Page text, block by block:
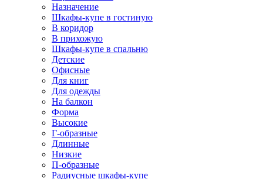
Назначение
Шкафы-купе в гостиную
В коридор
В прихожую
Шкафы-купе в спальню
Детские
Офисные
Для книг
Для одежды
На балкон
Форма
Высокие
Г-образные
Длинные
Низкие
П-образные
Радиусные шкафы-купе